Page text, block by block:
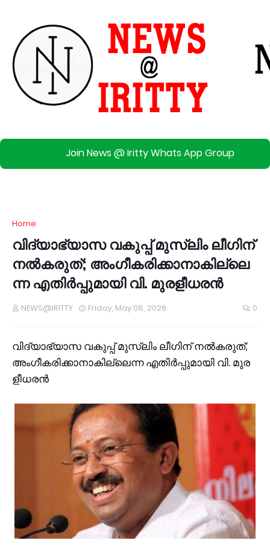
Join News @ Iritty Whats App Group
Home
വി​ദ്യാ​ഭ്യാ​സ വ​കു​പ്പ് മു​സ്‌​ലിം ലീ​ഗി​ന്
ന​ൽ​ക​രു​ത്; അം​ഗീ​ക​രി​ക്കാ​നാ​കി​ല്ലെ​
ന്ന എ​തി​ർ​പ്പു​മാ​യി വി. ​മു​ര​ളീ​ധ​ര​ൻ
NEWS@IRITTY Friday, May 08, 2026 0
വി​ദ്യാ​ഭ്യാ​സ വ​കു​പ്പ് മു​സ്‌​ലിം ലീ​ഗി​ന് ന​ൽ​ക​രു​ത്;
അം​ഗീ​ക​രി​ക്കാ​നാ​കി​ല്ലെ​ന്ന എ​തി​ർ​പ്പു​മാ​യി വി. ​മു​ര​
ളീ​ധ​ര​ൻ